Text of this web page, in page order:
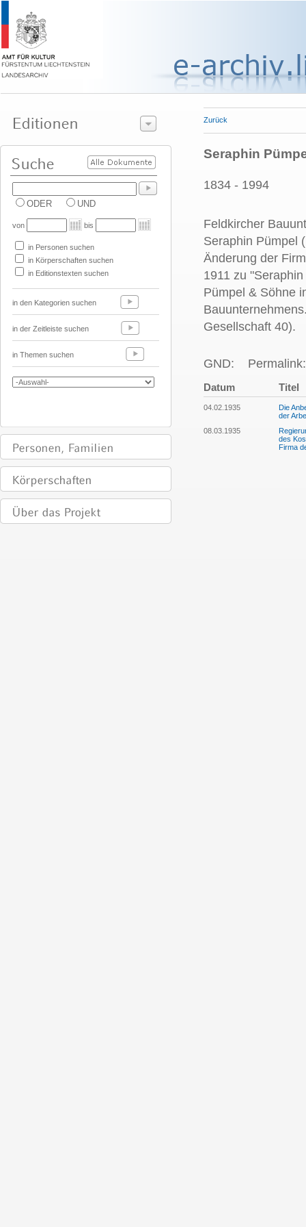
ODER UND
von bis
in Personen suchen
in Körperschaften suchen
in Editionstexten suchen
in den Kategorien suchen
in der Zeitleiste suchen
in Themen suchen
Zurück
Seraphin
1834 - 1994
Feldkircher
Seraphin Pümpel
Änderung der
1911 zu
Pümpel & Söhne
Gesellschaft 40).
GND:
Datum Titel
04.02.1935
Die
der
08.03.1935
des
Firma